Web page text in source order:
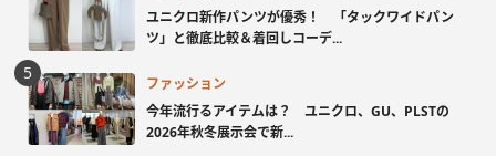
ユニクロ新作パンツが優秀！ 「タックワイドパン
ツ」と徹底比較＆着回しコーデ...
ファッション
今年流行るアイテムは？ ユニクロ、GU、PLSTの
2026年秋冬展示会で新...